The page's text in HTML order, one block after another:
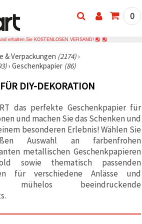
0
erhalten Sie KOSTENLOSEN VERSAND!
& Verpackungen (2174)›
› Geschenkpapier (86)
DIY-DEKORATION
das perfekte Geschenkpapier für
und machen Sie das Schenken und
besonderen Erlebnis! Wählen Sie
Auswahl an farbenfrohen
metallischen Geschenkpapieren
sowie thematisch passenden
für verschiedene Anlässe und
beeindruckende